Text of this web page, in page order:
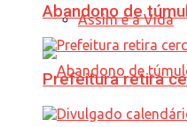
Assim é a Vida
Abandono de
Prefeitura retira